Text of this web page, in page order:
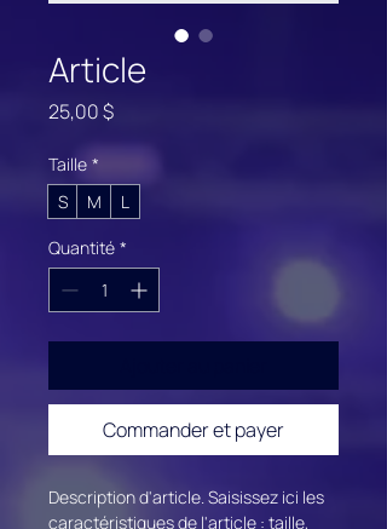
Article
25,00 $Prix
Taille *
S
M
L
Quantité *
Commander et payer
Description d'article. Saisissez ici les
caractéristiques de l'article : taille,